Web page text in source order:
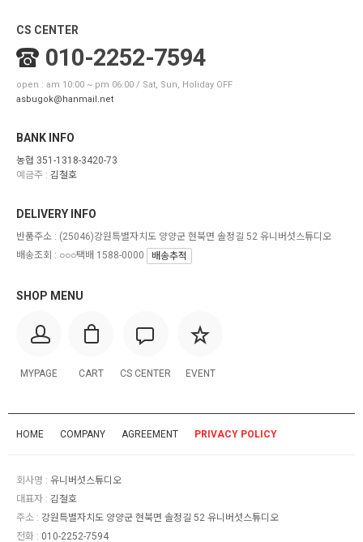
CS CENTER
010-2252-7594
open : am 10:00 ~ pm 06:00 / Sat, Sun, Holiday OFF
asbugok@hanmail.net
BANK INFO
농협 351-1318-3420-73
예금주 : 김철호
SHOP MENU
MYPAGE CART CS CENTER EVENT
DELIVERY INFO
반품주소 : (25046)강원특별자치도 양양군 현북면 솔정길 52 유니버섯스튜디오
배송조회 : ○○○택배 1588-0000
배송추적
HOME COMPANY AGREEMENT PRIVACY POLICY
회사명 : 유니버섯스튜디오
대표자 : 김철호
주소 : 강원특별자치도 양양군 현북면 솔정길 52 유니버섯스튜디오
전화 : 010-2252-7594